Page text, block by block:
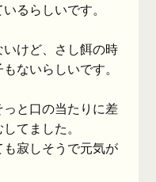
るらしいです。
けど、さし餌の時
ないらしいです。
と口の当たりに差
てました。
寂しそうで元気が